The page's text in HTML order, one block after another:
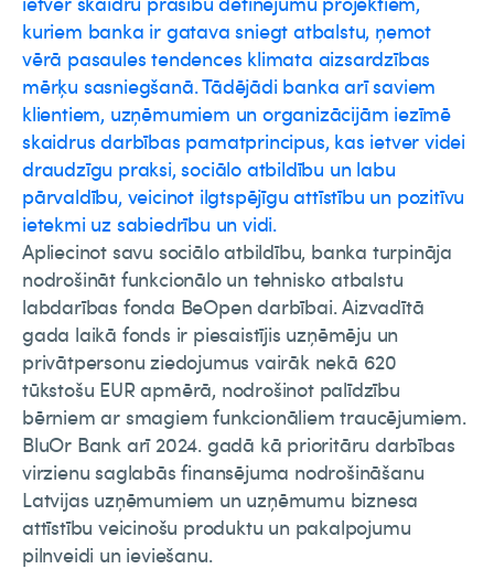
kuriem banka ir gatava sniegt atbalstu, ņemot
vērā pasaules tendences klimata aizsardzības
mērķu sasniegšanā. Tādējādi banka arī saviem
klientiem, uzņēmumiem un organizācijām iezīmē
skaidrus darbības pamatprincipus, kas ietver videi
draudzīgu praksi, sociālo atbildību un labu
pārvaldību, veicinot ilgtspējīgu attīstību un pozitīvu
ietekmi uz sabiedrību un vidi.
Apliecinot savu sociālo atbildību, banka turpināja
nodrošināt funkcionālo un tehnisko atbalstu
labdarības fonda BeOpen darbībai. Aizvadītā
gada laikā fonds ir piesaistījis uzņēmēju un
privātpersonu ziedojumus vairāk nekā 620
tūkstošu EUR apmērā, nodrošinot palīdzību
bērniem ar smagiem funkcionāliem traucējumiem.
BluOr Bank arī 2024. gadā kā prioritāru darbības
virzienu saglabās finansējuma nodrošināšanu
Latvijas uzņēmumiem un uzņēmumu biznesa
attīstību veicinošu produktu un pakalpojumu
pilnveidi un ieviešanu.